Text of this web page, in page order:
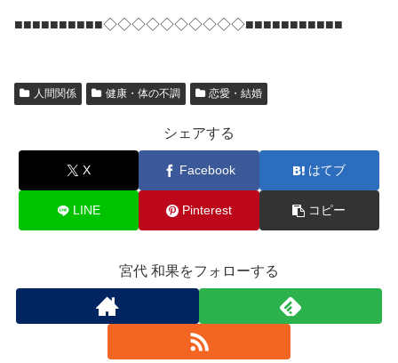
■■■■■■■■■■◇◇◇◇◇◇◇◇◇◇■■■■■■■■■■■
人間関係 健康・体の不調 恋愛・結婚
シェアする
X Facebook はてブ
LINE Pinterest コピー
宮代 和果をフォローする